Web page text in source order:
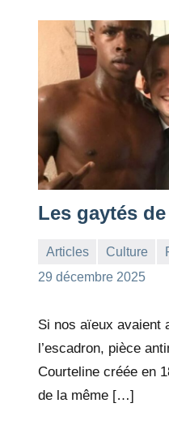
Les gaytés
Articles Culture
29 décembre 2025
la
Aucun
Si nos aïeux avaient
l’escadron, pièce
Courteline créée en
de la même […]